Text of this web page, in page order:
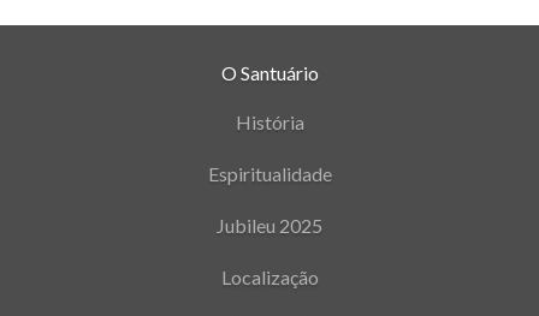
O Santuário
História
Espiritualidade
Jubileu 2025
Localização